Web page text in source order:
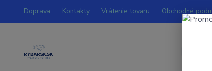
Doprava Kontakty Vrátenie tovaru Obchodné